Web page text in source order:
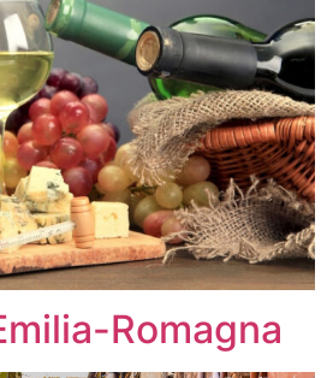
Romagna